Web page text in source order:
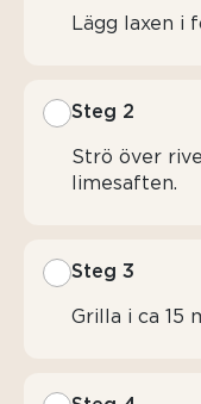
Lägg laxen i
Steg 2
Strö över
limesaften.
Steg 3
Grilla i ca 15